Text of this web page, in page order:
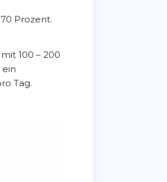
Prozent.
100 – 200
Tag.